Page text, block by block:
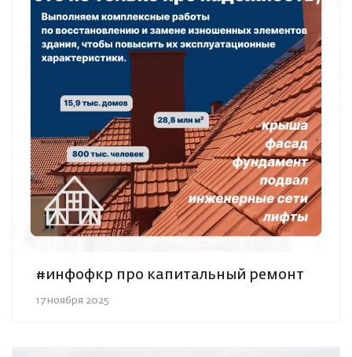
#инфофкр про капитальный ремонт
17 ноября 2025